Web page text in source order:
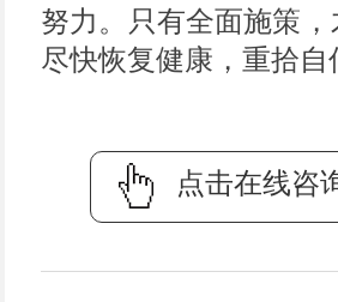
努力。只有全面施策
尽快恢复健康，重拾自
点击在线咨